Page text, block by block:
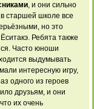
, и они сильно
старшей школе все
но это
Ребята также
Часто юноши
выдумывать
интересную игру,
одного из героев
друзьям, и они
их очень